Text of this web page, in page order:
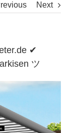
Next
✔
ツ